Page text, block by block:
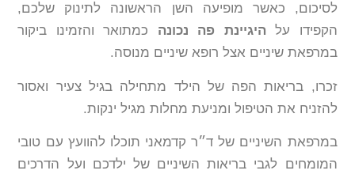
לסיכום, כאשר מופיעה השן הראשונה לתינוק שלכם,
הקפידו על היגיינת פה נכונה כמתואר והזמינו ביקור
במרפאת שיניים אצל רופא שיניים מנוסה.
זכרו, בריאות הפה של הילד מתחילה בגיל צעיר ואסור
להזניח את הטיפול ומניעת מחלות מגיל ינקות.
במרפאת השיניים של ד״ר קדמאני תוכלו להוועץ עם טובי
המומחים לגבי בריאות השיניים של ילדכם ועל הדרכים